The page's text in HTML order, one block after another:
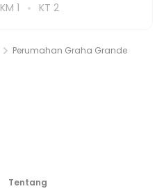
KM 1 KT 2
Perumahan Graha Grande
Tentang